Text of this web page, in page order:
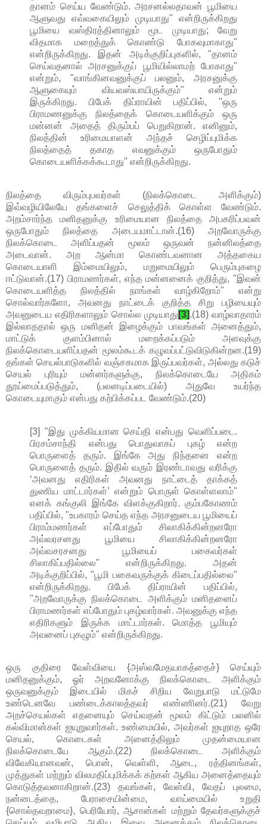
தானம் செய்ய வேண்டும். அரசனல்லதாவன் பூமியை
ஆளுவது எவ்வகையிலும் முடியாது" என்றிருக்கிறது
பூமியை வஸ்திரத்தினாலும் மூட முடியாது; வேறு
விதமாக மறைத்துக் கொண்டு போகவுமாகாது"
என்றிருக்கிறது. இதன் அடிக்குறிப்புகளில், "தானம்
செய்வதனால் அரசனுக்குப் பூமியில்லாமற் போகாது"
என்றும், "வாங்கினவனுக்குப் பலனும், அரசனுக்கு
ஆளுகையும் வியவஸ்யாயிருக்கும்" என்றும்
இருக்கிறது. பிபேக் திப்ராயின் பதிப்பில், "ஒரு
பிராமணனுக்கு நிலத்தைக் கொடையளிக்கும் ஒரு
மன்னன் அதைத் திரும்பப் பெறுகிறான். எனினும்,
நிலத்தின் உரிமையாளன் அந்தச் செழிப்புமிக்க
நிலத்தைத் தகாத எவனுக்கும் ஒருபோதும்
கொடையளிக்கக்கூடாது" என்றிருக்கிறது.
நிலத்தை விரும்புபவர்கள் (நிலக்கொடை அளிக்கும்)
இவ்வழியிலேயே தங்களைச் செலுத்திக் கொள்ள வேண்டும்.
அறம்சார்ந்த மனிதனுக்கு உரிமையான நிலத்தை அபகரிப்பவன்
ஒருபோதும் நிலத்தை அடையமாட்டான்.(16) அறவோருக்கு
நிலக்கொடை அளிப்பதன் மூலம் ஒருவன் நன்னிலத்தை
அடைவான். அற ஆன்மா கொண்டவனான அத்தகைய
கொடையாளி இம்மையிலும், மறுமையிலும் பெரும்புகழை
ஈட்டுவான்.(17) பிராமணர்கள், எந்த மன்னனைக் குறித்து, "இவன்
கொடையளித்த நிலத்தில் நாங்கள் வாழ்கிறோம்" என்று
சொல்வார்களோ, அவனது நாட்டைக் குறித்த சிறு பழியையும்
அவனுடைய எதிரிகளாலும் சொல்ல முடியாது [3].(18) வாழ்வாதாரம்
இல்லாததால் ஒரு மனிதன் இழைக்கும் பாவங்கள் அனைத்தும்,
மாட்டுக் குளம்பினால் மறைக்கப்படும் அளவுக்கு
நிலக்கொடையளிப்பதன் மூலம்கூடக் கழுவப்பட்டுவிடுகின்றன.(19)
தங்கள் செயல்பாடுகளில் வஞ்சகமாக இருப்பவர்கள், அல்லது கடுச்
செயல் புரியும் மன்னர்களுக்கு, நிலக்கொடையே அதிகம்
தூய்மைப்படுத்தும், (பலனடிப்படையில்) அதுவே உயர்ந்த
கொடையுமாகும் என்பது கற்பிக்கப்பட வேண்டும்.(20)
[3] "இது முக்கியமான செய்தி என்பது வெளிப்படை.
பிரசம்சாந்தி என்பது பொதுவாகப் புகழ் என்ற
பொருளைத் தரும். இங்கே அது நிந்தனை என்ற
பொருளைத் தரும். இதில் வரும் இரண்டாவது வரிக்கு
‘அவனது எதிரிகள் அவனது நாட்டைத் தாக்கத்
துணிய மாட்டார்கள்’ என்றும் பொருள் கொள்ளலாம்"
எனக் கங்குலி இங்கே விளக்குகிறார். கும்பகோணம்
பதிப்பில், "உபகாரம் செய்த எந்த அரசனுடைய பூமியைப்
பிராம்மணர்கள் எப்போதும் சிலாகிக்கின்றனரோ
அவ்வரசனது பூமியை சிலாகிக்கின்றனரோ
அவ்வசரசனது பூமியைப் பகைவர்கள்
சிலாகிப்பதில்லை" என்றிருக்கிறது. அதன்
அடிக்குறிப்பில், "பூமி பகைவருக்குக் கிடைப்பதில்லை"
என்றிருக்கிறது. பிபேக் திப்ராயின் பதிப்பில்,
"அறவோருக்கு நிலக்கொடை அளிக்கும் மனிதனைப்
பிராமணர்கள் எப்போதும் புகழ்வார்கள். அவனுக்கு எந்த
எதிரிகளும் இருக்க மாட்டார்கள். மொத்த பூமியும்
அவனைப் புகழும்" என்றிருக்கிறது.
ஒரு குதிரை வேள்வியை {அஸ்வமேதயாகத்தைச்} செய்யும்
மனிதனுக்கும், ஓர் அறவனோக்கு நிலக்கொடை அளிக்கும்
ஒருவனுக்கும் இடையில் மிகச் சிறிய வேறுபாடு மட்டுமே
உண்டெனவே பண்டைக்காலத்தவர் எண்ணினர்.(21) வேறு
அறச்செயல்கள் எதனையும் செய்வதன் மூலம் கிட்டும் பலனில்
கல்விமான்கள் ஐயுறுவார்கள். உண்மையில், அவர்கள் ஐயுறாத ஒரே
செயல், கொடைகள் அனைத்திலும் முதன்மையான
நிலக்கொடையே ஆகும்.(22) நிலக்கொடை அளிக்கும்
விவேகியானவன், பொன், வெள்ளி, ஆடை, ரத்தினங்கள்,
முத்துகள் மற்றும் விலமதிப்புமிக்கக் கற்கள் ஆகிய அனைத்தையும்
கொடுத்தவனாகிறான்.(23) தவங்கள், வேள்வி, வேதப் புலமை,
நன்னடத்தை, பேராசையின்மை, வாய்மையில் உறுதி
{சொல்தவறாமை}, பெரியோர், ஆசான்கள் மற்றும் தேவர்களுக்குச்